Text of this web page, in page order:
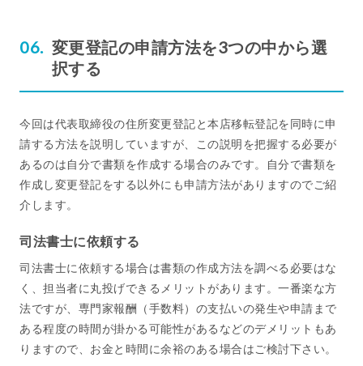
変更登記の申請方法を3つの中から選
択する
今回は代表取締役の住所変更登記と本店移転登記を同時に申
請する方法を説明していますが、この説明を把握する必要が
あるのは自分で書類を作成する場合のみです。自分で書類を
作成し変更登記をする以外にも申請方法がありますのでご紹
介します。
司法書士に依頼する
司法書士に依頼する場合は書類の作成方法を調べる必要はな
く、担当者に丸投げできるメリットがあります。一番楽な方
法ですが、専門家報酬（手数料）の支払いの発生や申請まで
ある程度の時間が掛かる可能性があるなどのデメリットもあ
りますので、お金と時間に余裕のある場合はご検討下さい。